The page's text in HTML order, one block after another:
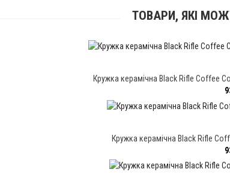
ТОВАРИ, ЯКІ
Кружка керамічна Black Rifle Coffee
Кружка керамічна Black Rifle